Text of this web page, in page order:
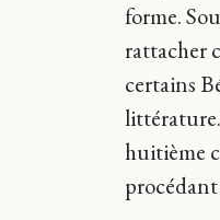
forme.
rattacher
certains
huitième
procédant